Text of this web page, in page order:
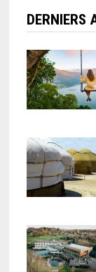
DERNIERS